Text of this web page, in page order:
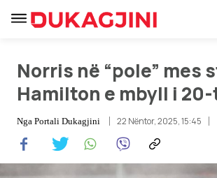
Lajme
Sport
Norris në “pole” mes
Hamilton e mbyll i
Nga Portali Dukagjini 22 Nëntor, 2025, 15:45